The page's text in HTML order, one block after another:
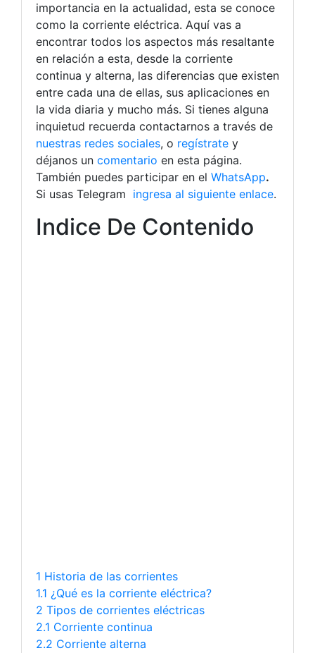
importancia en la actualidad, esta se conoce
como la corriente eléctrica. Aquí vas a
encontrar todos los aspectos más resaltante
en relación a esta, desde la corriente
continua y alterna, las diferencias que existen
entre cada una de ellas, sus aplicaciones en
la vida diaria y mucho más. Si tienes alguna
inquietud recuerda contactarnos a través de
nuestras redes sociales, o regístrate y
déjanos un comentario en esta página.
También puedes participar en el WhatsApp.
Si usas Telegram ingresa al siguiente enlace.
Indice De Contenido
1 Historia de las corrientes
1.1 ¿Qué es la corriente eléctrica?
2 Tipos de corrientes eléctricas
2.1 Corriente continua
2.2 Corriente alterna